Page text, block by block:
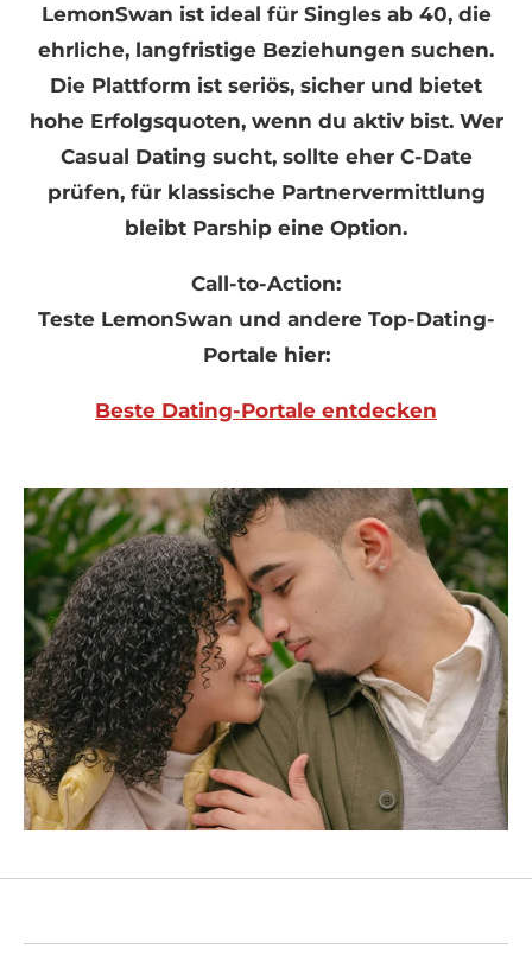
LemonSwan ist ideal für Singles ab 40, die
ehrliche, langfristige Beziehungen suchen.
Die Plattform ist seriös, sicher und bietet
hohe Erfolgsquoten, wenn du aktiv bist. Wer
Casual Dating sucht, sollte eher C-Date
prüfen, für klassische Partnervermittlung
bleibt Parship eine Option.
Call-to-Action:
Teste LemonSwan und andere Top-Dating-
Portale hier:
Beste Dating-Portale entdecken